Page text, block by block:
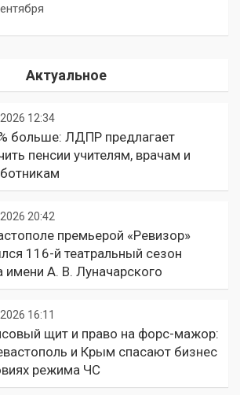
Актуальное
12:34
больше: ЛДПР предлагает
пенсии учителям, врачам и
20:42
премьерой «Ревизор»
116-й театральный сезон
имени А. В. Луначарского
16:11
щит и право на форс-мажор:
и Крым спасают бизнес
режима ЧС